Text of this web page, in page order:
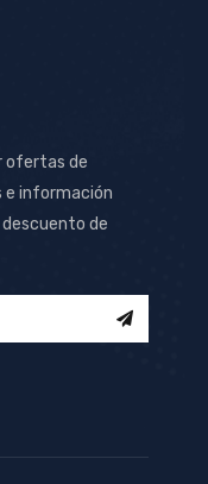
ofertas de
e información
de